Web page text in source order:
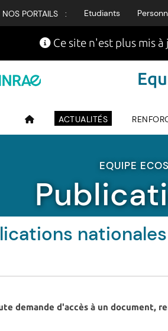
NOS PORTAILS : Etudiants
Ce site n'est plus mis
ACTUALITÉS
EQUIPE
nationales
demande d'accès à un document,